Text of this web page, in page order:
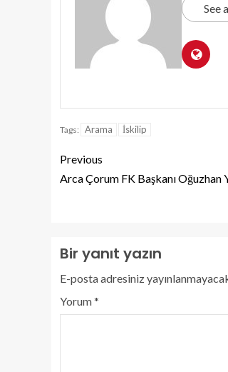
See
Tags: Arama İskilip
Previous
Arca Çorum FK Başkanı Oğuzhan
Bir yanıt yazın
E-posta adresiniz
Yorum*